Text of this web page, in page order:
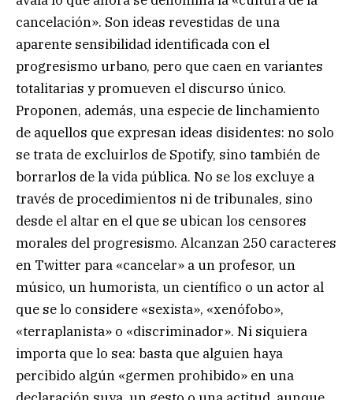
cancelación». Son ideas revestidas de una
aparente sensibilidad identificada con el
progresismo urbano, pero que caen en variantes
totalitarias y promueven el discurso único.
Proponen, además, una especie de linchamiento
de aquellos que expresan ideas disidentes: no solo
se trata de excluirlos de Spotify, sino también de
borrarlos de la vida pública. No se los excluye a
través de procedimientos ni de tribunales, sino
desde el altar en el que se ubican los censores
morales del progresismo. Alcanzan 250 caracteres
en Twitter para «cancelar» a un profesor, un
músico, un humorista, un científico o un actor al
que se lo considere «sexista», «xenófobo»,
«terraplanista» o «discriminador». Ni siquiera
importa que lo sea: basta que alguien haya
percibido algún «germen prohibido» en una